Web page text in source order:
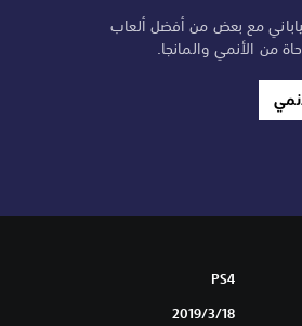
مع بعض من أفضل ألعاب
PS4
18‏/3‏/2019